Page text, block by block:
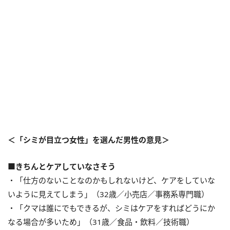
＜「シミが目立つ女性」を選んだ男性の意見＞
■きちんとケアしていなさそう
・「仕方のないことなのかもしれないけど、ケアをしていな
いように見えてしまう」（32歳／小売店／事務系専門職）
・「クマは誰にでもできるが、シミはケアをすればどうにか
なる場合が多いため」（31歳／食品・飲料／技術職）